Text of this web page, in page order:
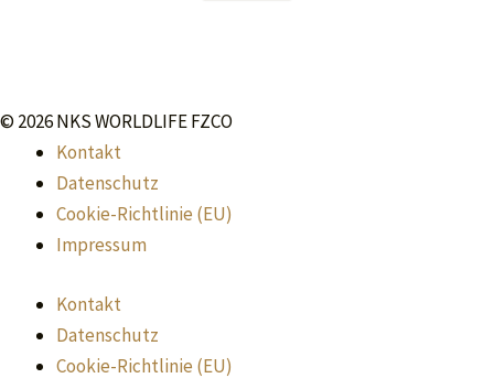
© 2026 NKS WORLDLIFE FZCO
Kontakt
Datenschutz
Cookie-Richtlinie (EU)
Impressum
Kontakt
Datenschutz
Cookie-Richtlinie (EU)